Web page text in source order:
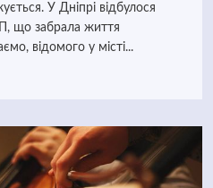
У Дніпрі відбулося
що забрала життя
відомого у місті...